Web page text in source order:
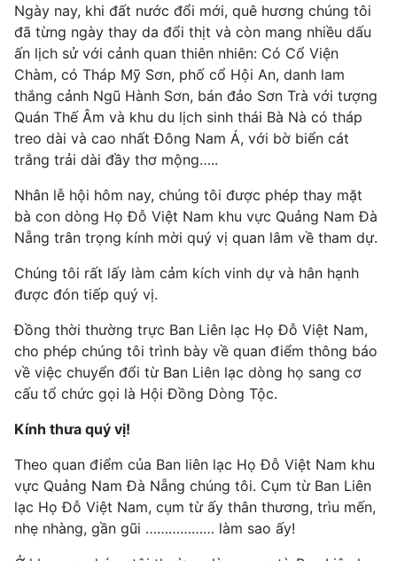
Ngày nay, khi đất nước đổi mới, quê hương chúng tôi
đã từng ngày thay da đổi thịt và còn mang nhiều dấu
ấn lịch sử với cảnh quan thiên nhiên: Có Cổ Viện
Chàm, có Tháp Mỹ Sơn, phố cổ Hội An, danh lam
thắng cảnh Ngũ Hành Sơn, bán đảo Sơn Trà với tượng
Quán Thế Âm và khu du lịch sinh thái Bà Nà có tháp
treo dài và cao nhất Đông Nam Á, với bờ biển cát
trắng trải dài đầy thơ mộng…..
Nhân lễ hội hôm nay, chúng tôi được phép thay mặt
bà con dòng Họ Đỗ Việt Nam khu vực Quảng Nam Đà
Nẵng trân trọng kính mời quý vị quan lâm về tham dự.
Chúng tôi rất lấy làm cảm kích vinh dự và hân hạnh
được đón tiếp quý vị.
Đồng thời thường trực Ban Liên lạc Họ Đỗ Việt Nam,
cho phép chúng tôi trình bày về quan điểm thông báo
về việc chuyển đổi từ Ban Liên lạc dòng họ sang cơ
cấu tổ chức gọi là Hội Đồng Dòng Tộc.
Kính thưa quý vị!
Theo quan điểm của Ban liên lạc Họ Đỗ Việt Nam khu
vực Quảng Nam Đà Nẵng chúng tôi. Cụm từ Ban Liên
lạc Họ Đỗ Việt Nam, cụm từ ấy thân thương, trìu mến,
nhẹ nhàng, gần gũi ……………… làm sao ấy!